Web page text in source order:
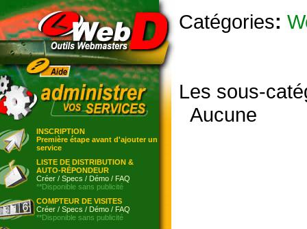
INSCRIPTION
Première étape avant d'ajouter un
service
LISTE DE DISTRIBUTION &
AUTO-RÉPONDEUR
Créer / Specs / Démo / FAQ
**Disponible sans publicité
COMPTEUR DE VISITES
Créer / Specs / Démo / FAQ
**Disponible sans publicité
Catégories:
Les sous-
Aucune